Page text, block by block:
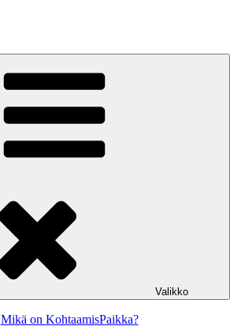
Valikko
Mikä on KohtaamisPaikka?